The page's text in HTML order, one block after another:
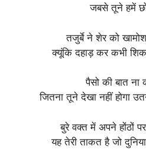
जबसे तूने हमें
तजुर्बे ने शेर को
क्यूंकि दहाड़ कर कभी
पैसो की बात ना
जितना तूने देखा नहीं होगा
बुरे वक्त में अपने होंठों
यह तेरी ताकत है जो